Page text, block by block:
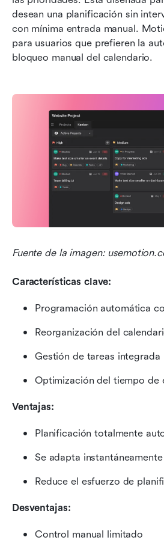
desean una planificación sin
con mínima entrada manual.
para usuarios que prefieren la
bloqueo manual del calendario.
Fuente de la imagen:
Características clave:
Programación automática
Reorganización del
Gestión de tareas integrada
Optimización del tiempo de
Ventajas:
Planificación totalmente
Se adapta
Reduce el esfuerzo de
Desventajas:
Control manual limitado